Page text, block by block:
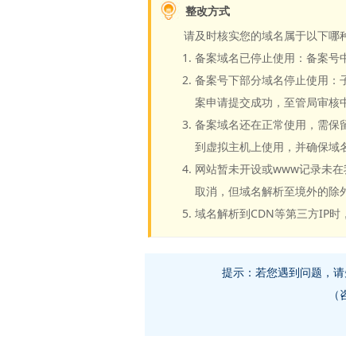
整改方式
请及时核实您的域名属于以下哪
备案域名已停止使用：备案号
备案号下部分域名停止使用：
案申请提交成功，至管局审核
备案域名还在正常使用，需保
到虚拟主机上使用，并确保域
网站暂未开设或www记录未
取消，但域名解析至境外的除
域名解析到CDN等第三方IP时
提示：若您遇到问题，